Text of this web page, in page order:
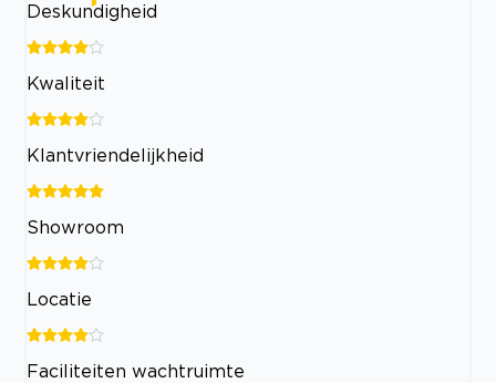
Deskundigheid
Kwaliteit
Klantvriendelijkheid
Showroom
Locatie
Faciliteiten wachtruimte